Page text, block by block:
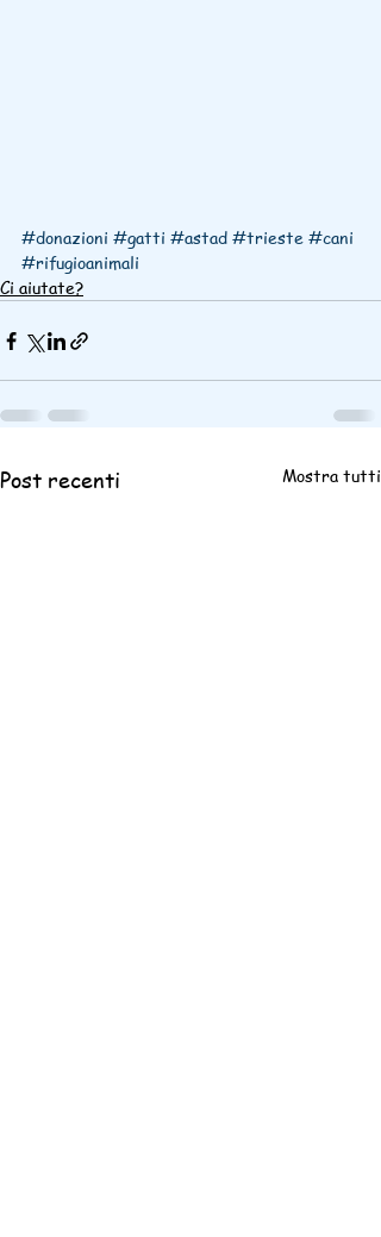
#donazioni #gatti #astad #trieste #cani
#rifugioanimali
Ci aiutate?
Post recenti Mostra tutti